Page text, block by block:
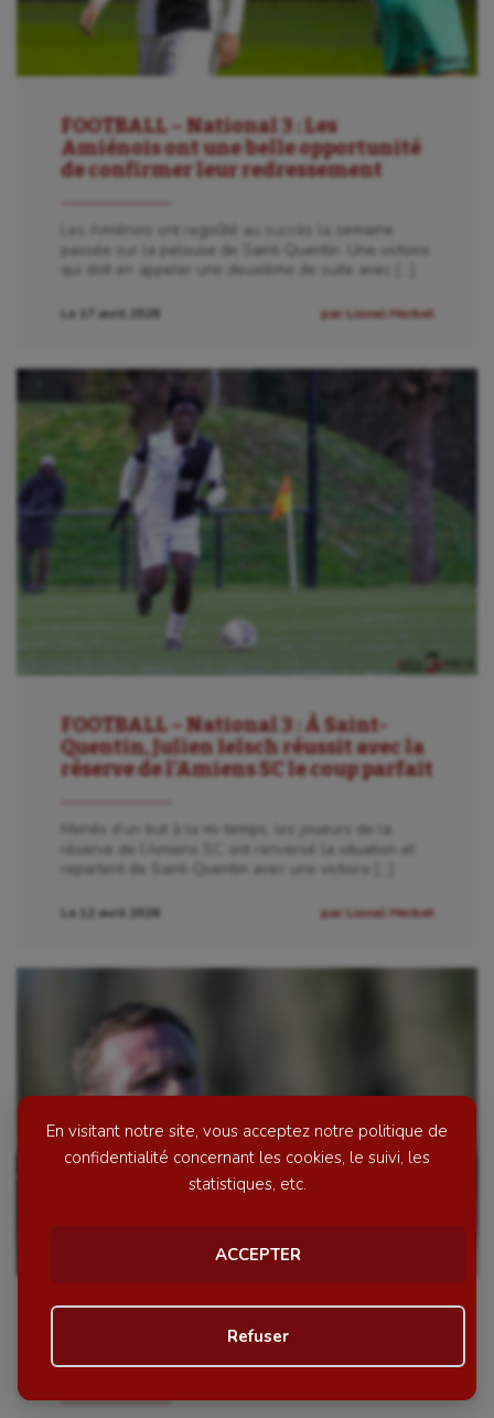
En visitant notre site, vous acceptez notre politique de
confidentialité concernant les cookies, le suivi, les
statistiques, etc.
ACCEPTER
Refuser
FOOTBALL – National 3 : Les
Amiénois ont une belle opportunité
de confirmer leur redressement
Les Amiénois ont regoûté au succès la semaine
passée sur la pelouse de Saint-Quentin. Une victoire
qui doit en appeler une deuxième de suite avec […]
Le 17 avril 2026 par Lionel Herbet
FOOTBALL – National 3 : À Saint-
Quentin, Julien Ielsch réussit avec la
réserve de l’Amiens SC le coup parfait
Menés d’un but à la mi-temps, les joueurs de la
réserve de l’Amiens SC ont renversé la situation et
repartent de Saint-Quentin avec une victoire […]
Le 12 avril 2026 par Lionel Herbet
FOOTBALL – National 3 : Antoine
Buron n’est plus l’entraîneur de la
réserve de l’Amiens SC